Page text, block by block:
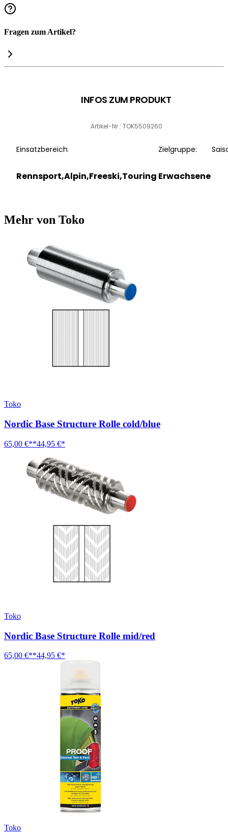
Fragen zum Artikel?
INFOS ZUM PRODUKT
Artikel-Nr.: TOK5509260
Einsatzbereich
Rennsport,Alpin,Freeski,Touring
Zielgruppe:
Erwachsene
Mehr von Toko
Toko
Nordic Base Structure Rolle cold/blue
65,00 €**44,95 €*
Toko
Nordic Base Structure Rolle mid/red
65,00 €**44,95 €*
Toko